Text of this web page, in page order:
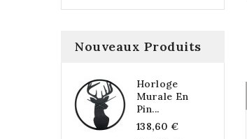
Nouveaux Produits
Horloge
Murale En
Pin...
138,60 €